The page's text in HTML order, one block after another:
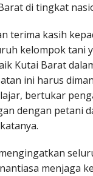
di tingkat
terima kasih
kelompok tani
Kutai Barat
ini harus
bertukar
dengan petani
menjaga